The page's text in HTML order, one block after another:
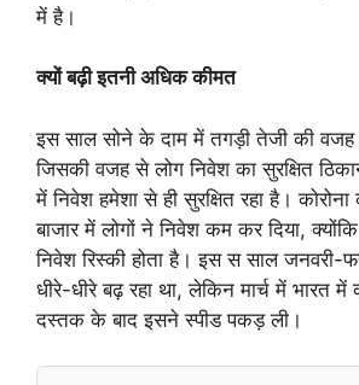
में है।
क्यों बढ़ी इतनी अधिक कीमत
इस साल सोने के दाम में तगड़ी तेजी की वजह
जिसकी वजह से लोग निवेश का सुरक्षित
में निवेश हमेशा से ही सुरक्षित रहा है।
बाजार में लोगों ने निवेश कम कर दिया,
निवेश रिस्की होता है। इस स साल जनवरी-
धीरे-धीरे बढ़ रहा था, लेकिन मार्च में भारत में
दस्तक के बाद इसने स्पीड पकड़ ली।